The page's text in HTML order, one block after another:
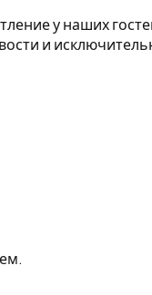
у наших
и